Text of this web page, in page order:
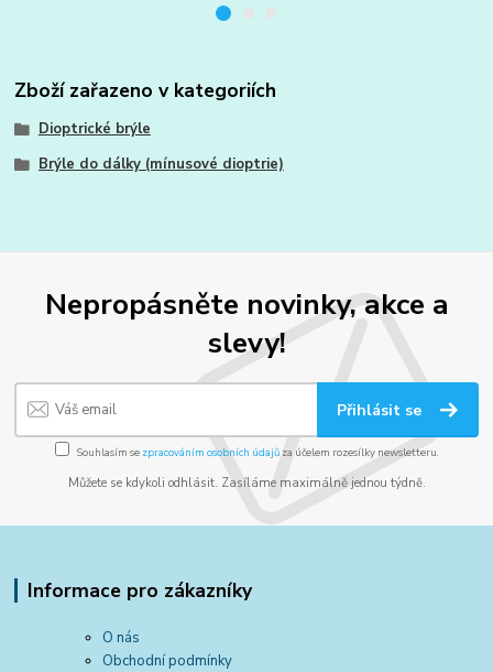
Zboží zařazeno v kategoriích
Dioptrické brýle
Brýle do dálky (mínusové dioptrie)
Nepropásněte novinky, akce a
slevy!
Přihlásit se
Souhlasím se zpracováním osobních údajůza účelem rozesílky newsletteru.
Můžete se kdykoli odhlásit. Zasíláme maximálně jednou týdně.
Informace pro zákazníky
O nás
Obchodní podmínky